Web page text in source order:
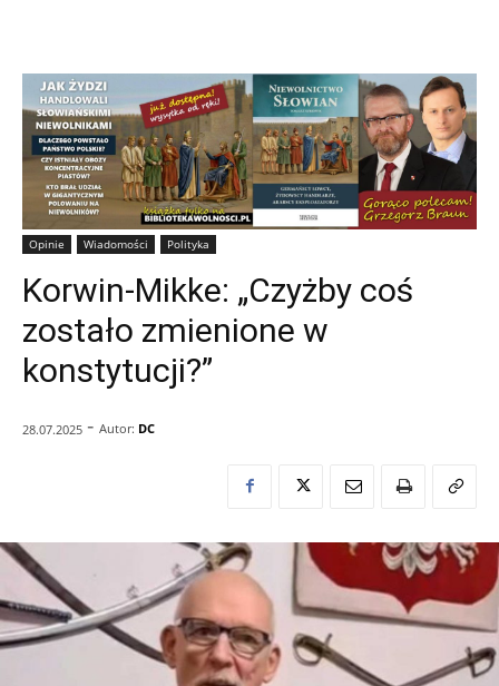
Opinie Wiadomości Polityka
Korwin-Mikke: „Czyżby coś
zostało zmienione w
konstytucji?”
28.07.2025 - Autor: DC